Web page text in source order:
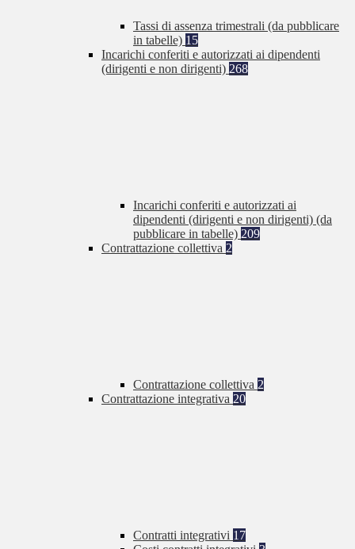
Tassi di assenza trimestrali (da pubblicare
in tabelle) 15
Incarichi conferiti e autorizzati ai dipendenti
(dirigenti e non dirigenti) 268
Incarichi conferiti e autorizzati ai
dipendenti (dirigenti e non dirigenti) (da
pubblicare in tabelle) 209
Contrattazione collettiva 2
Contrattazione collettiva 2
Contrattazione integrativa 20
Contratti integrativi 17